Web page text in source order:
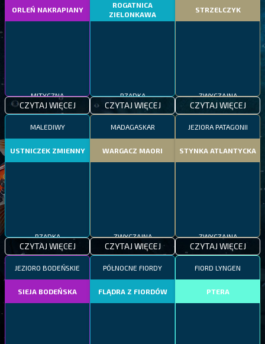
ORLEŃ NAKRAPIANY
MITYCZNA
CZYTAJ WIĘCEJ
ROGATNICA
ZIELONKAWA
RZADKA
CZYTAJ WIĘCEJ
STRZELCZYK
ZWYCZAJNA
CZYTAJ WIĘCEJ
MALEDIWY
USTNICZEK ZMIENNY
RZADKA
CZYTAJ WIĘCEJ
MADAGASKAR
WARGACZ MAORI
ZWYCZAJNA
CZYTAJ WIĘCEJ
JEZIORA PATAGONII
STYNKA ATLANTYCKA
ZWYCZAJNA
CZYTAJ WIĘCEJ
JEZIORO BODEŃSKIE
SIEJA BODEŃSKA
PÓŁNOCNE FIORDY
FLĄDRA Z FIORDÓW
FIORD LYNGEN
PTERA